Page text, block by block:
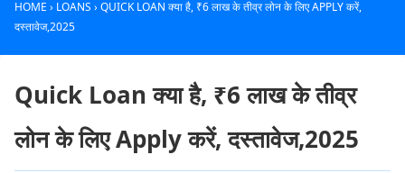
HOME › LOANS › QUICK LOAN क्या है, ₹6 लाख के तीव्र लोन के लिए APPLY करें,
दस्तावेज,2025
Quick Loan क्या है, ₹6 लाख के तीव्र
लोन के लिए Apply करें, दस्तावेज,2025